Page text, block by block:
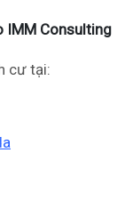
IMM Consulting
cư tại: